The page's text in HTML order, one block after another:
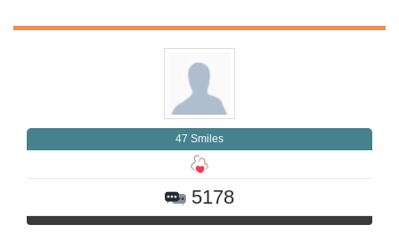
47 Smiles
5178